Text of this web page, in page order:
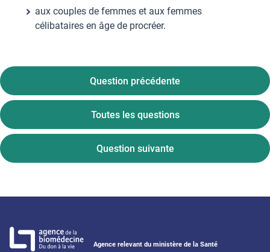
aux couples de femmes et aux femmes
célibataires en âge de procréer.
Question précédente
Toutes les questions
Question suivante
Agence relevant du ministère de la Santé